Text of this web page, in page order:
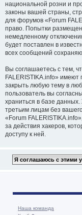
национальной розни и
законы вашей страны,
для форумов «Forum
право. Попытки
немедленному
будет поставлен в
всех сообщений
Вы соглашаетесь с тем,
FALERISTIKA.info» имеют
закрыть любую тему в
пользователь вы
храниться в базе
третьим лицам без
«Forum
за действия хакеров,
доступу к ней.
Наша команда